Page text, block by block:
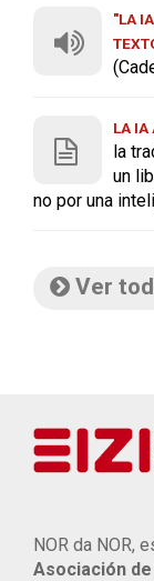
"LA
LA IA
la
un
no por una
Ver
NOR da NOR,
Asociación